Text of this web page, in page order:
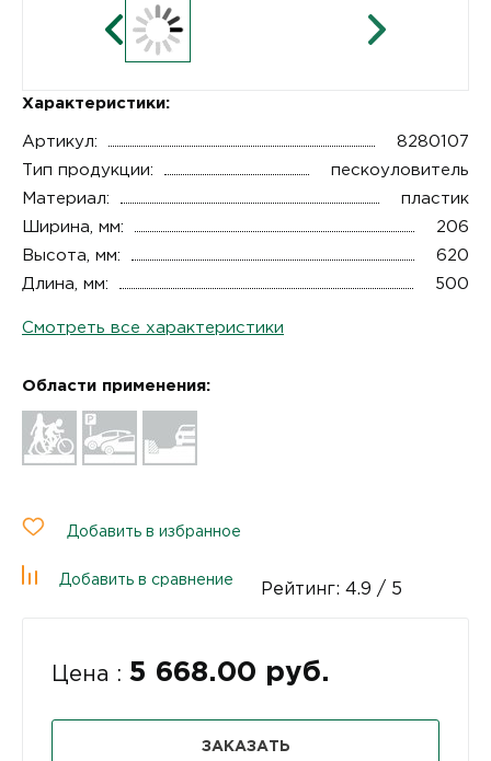
Характеристики:
Артикул:
8280107
Тип продукции:
пескоуловитель
Материал:
пластик
Ширина, мм:
206
Высота, мм:
620
Длина, мм:
500
Смотреть все характеристики
Области применения:
Добавить в избранное
Добавить в сравнение
Рейтинг: 4.9 / 5
Цена : 5 668.00 руб.
ЗАКАЗАТЬ